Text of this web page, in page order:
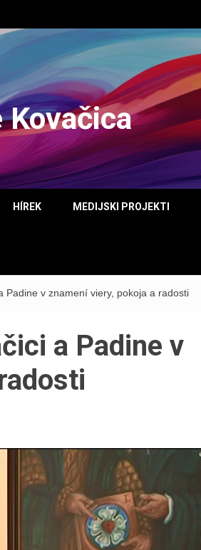
Kovačica
HÍREK MEDIJSKI PROJEKTI
Padine v znamení viery, pokoja a radosti
a Padine v